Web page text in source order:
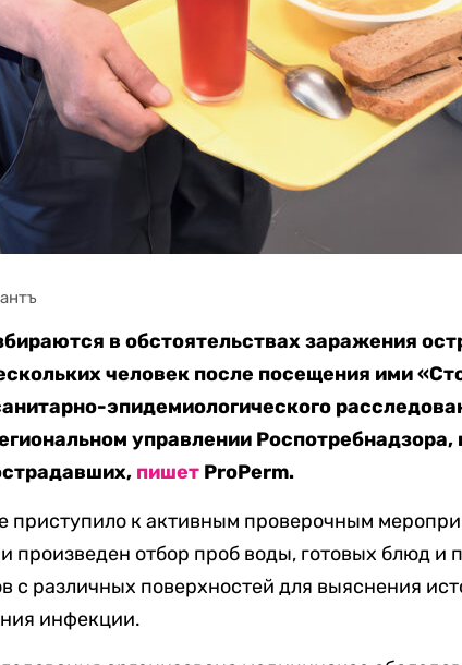
в обстоятельствах заражения
человек после посещения ими
эпидемиологического
управлении Роспотребнадзора,
пишет ProPerm.
приступило к активным проверочным
произведен отбор проб воды, готовых блюд и
с различных поверхностей для выяснения
инфекции.